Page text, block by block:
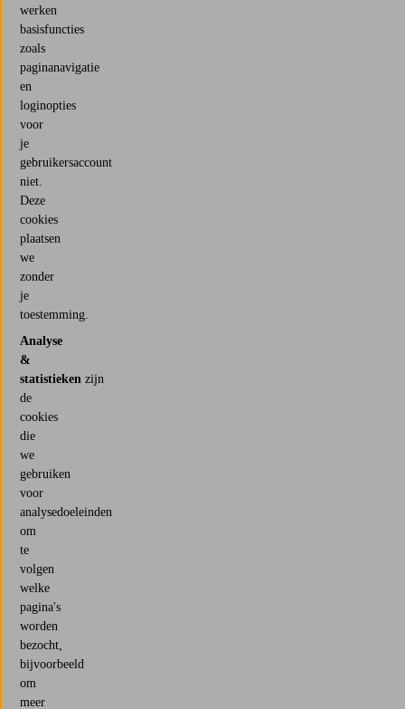
werken
basisfuncties
zoals
paginanavigatie
en
loginopties
voor
je
gebruikersaccount
niet.
Deze
cookies
plaatsen
we
zonder
je
toestemming.
Analyse
&
statistieken zijn
de
cookies
die
we
gebruiken
voor
analysedoeleinden
om
te
volgen
welke
pagina's
worden
bezocht,
bijvoorbeeld
om
meer